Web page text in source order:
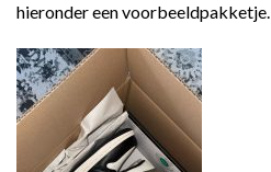
hieronder een voorbeeldpakketje.